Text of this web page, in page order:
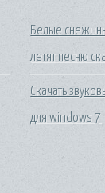
Белые
летят песню
Скачать
для windows 7